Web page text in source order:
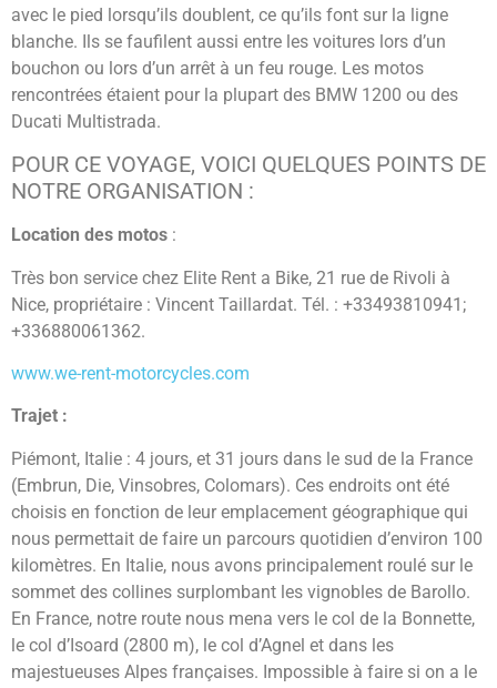
avec le pied lorsqu’ils doublent, ce qu’ils font sur la ligne
blanche. Ils se faufilent aussi entre les voitures lors d’un
bouchon ou lors d’un arrêt à un feu rouge. Les motos
rencontrées étaient pour la plupart des BMW 1200 ou des
Ducati Multistrada.
POUR CE VOYAGE, VOICI QUELQUES POINTS DE
NOTRE ORGANISATION :
Location des motos :
Très bon service chez Elite Rent a Bike, 21 rue de Rivoli à
Nice, propriétaire : Vincent Taillardat. Tél. : +33493810941;
+336880061362.
www.we-rent-motorcycles.com
Trajet :
Piémont, Italie : 4 jours, et 31 jours dans le sud de la France
(Embrun, Die, Vinsobres, Colomars). Ces endroits ont été
choisis en fonction de leur emplacement géographique qui
nous permettait de faire un parcours quotidien d’environ 100
kilomètres. En Italie, nous avons principalement roulé sur le
sommet des collines surplombant les vignobles de Barollo.
En France, notre route nous mena vers le col de la Bonnette,
le col d’Isoard (2800 m), le col d’Agnel et dans les
majestueuses Alpes françaises. Impossible à faire si on a le